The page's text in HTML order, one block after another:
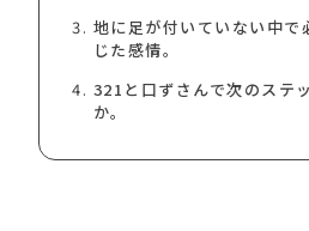
地に足が付いていない中で
じた感情。
321と口ずさんで次のステ
か。